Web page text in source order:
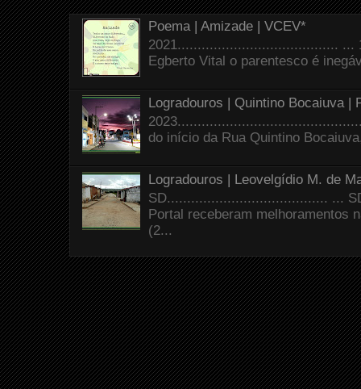
Poema | Amizade | VCEV*
2021........................................ ...
Egberto Vital o parentesco é
Logradouros | Quintino Bocaiuva |
do início da Rua Quintino
Logradouros | Leovelgídio M. de
SD........................................ ...
Portal receberam melhoramentos
(2...